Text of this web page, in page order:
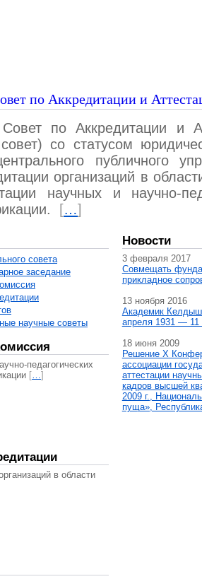
по Аккредитации и
по Аккредитации и
со статусом
публичного
организаций в
научных и научно-
[…]
совета
заседание
научные советы
педагогических
[…]
в области
Новости
3 февраля 2017
Совмещать
прикладное
13 ноября 2016
Академик
апреля 1931 — 11
18 июня 2009
Решение X
ассоциации
аттестации
кадров высшей
2009 г.,
пуща»,